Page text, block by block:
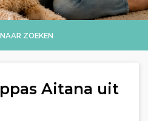
ZOEKEN
Aitana uit